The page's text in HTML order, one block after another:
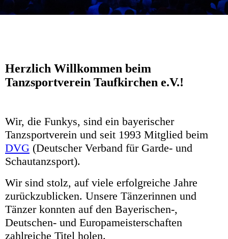
Herzlich Willkommen beim
Tanzsportverein Taufkirchen e.V.!
Wir, die Funkys, sind ein bayerischer
Tanzsportverein und seit 1993 Mitglied beim
DVG (Deutscher Verband für Garde- und
Schautanzsport).
Wir sind stolz, auf viele erfolgreiche Jahre
zurückzublicken. Unsere Tänzerinnen und
Tänzer konnten auf den Bayerischen-,
Deutschen- und Europameisterschaften
zahlreiche Titel holen.